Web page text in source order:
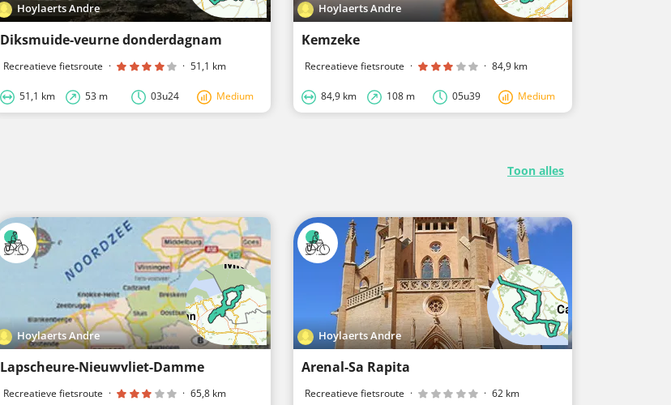
Hoylaerts Andre
Diksmuide-veurne donderdagnam
Recreatieve fietsroute · · 51,1 km
51,1 km 53 m 03u24 Medium
Hoylaerts Andre
Kemzeke
Recreatieve fietsroute · · 84,9 km
84,9 km 108 m 05u39 Medium
Toon alles
Hoylaerts Andre
Lapscheure-Nieuwvliet-Damme
Recreatieve fietsroute · · 65,8 km
Hoylaerts Andre
Arenal-Sa Rapita
Recreatieve fietsroute · · 62 km